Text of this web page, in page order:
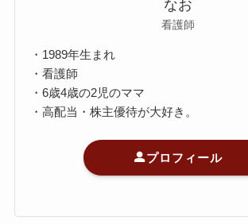
なお
看護師
・1989年生まれ
・看護師
・6歳4歳の2児のママ
・高配当・株主優待が大好き。
プロフィール